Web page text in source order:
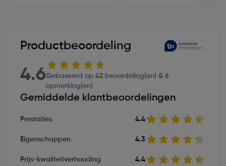
Productbeoordeling
4.6Gebaseerd op 42 beoordeling(en) & 6
opmerking(en)
Gemiddelde klantbeoordelingen
Prestaties 4.4
Eigenschappen 4.3
Prijs-kwaliteitverhouding 4.4